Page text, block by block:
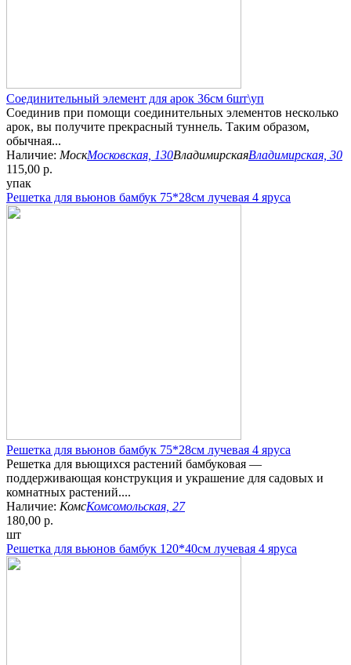
Соединительный элемент для арок 36см 6шт\уп
Соединив при помощи соединительных элементов несколько
арок, вы получите прекрасный туннель. Таким образом,
обычная...
Наличие: МоскМосковская, 130ВладимирскаяВладимирская, 30
115,00 р.
упак
Решетка для вьюнов бамбук 75*28см лучевая 4 яруса
Решетка для вьюнов бамбук 75*28см лучевая 4 яруса
Решетка для вьющихся растений бамбуковая —
поддерживающая конструкция и украшение для садовых и
комнатных растений....
Наличие: КомсКомсомольская, 27
180,00 р.
шт
Решетка для вьюнов бамбук 120*40см лучевая 4 яруса